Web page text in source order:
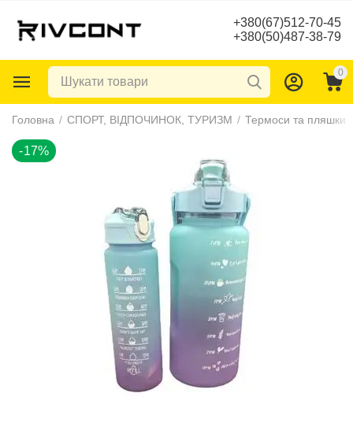
+380(67)512-70-45
+380(50)487-38-79
0
Головна / СПОРТ, ВІДПОЧИНОК, ТУРИЗМ / Термоси та пляшки